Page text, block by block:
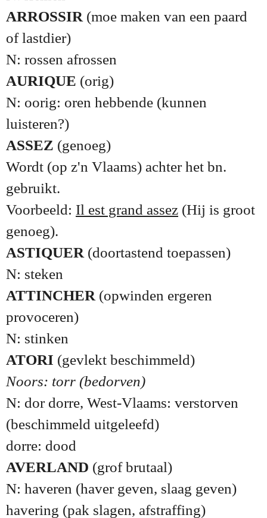
ARROSSIR (moe maken van een paard
of lastdier)
N: rossen afrossen
AURIQUE (orig)
N: oorig: oren hebbende (kunnen
luisteren?)
ASSEZ (genoeg)
Wordt (op z'n Vlaams) achter het bn.
gebruikt.
Voorbeeld: Il est grand assez (Hij is groot
genoeg).
ASTIQUER (doortastend toepassen)
N: steken
ATTINCHER (opwinden ergeren
provoceren)
N: stinken
ATORI (gevlekt beschimmeld)
Noors: torr (bedorven)
N: dor dorre, West-Vlaams: verstorven
(beschimmeld uitgeleefd)
dorre: dood
AVERLAND (grof brutaal)
N: haveren (haver geven, slaag geven)
havering (pak slagen, afstraffing)